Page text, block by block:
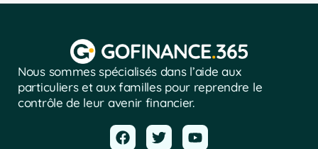
Nous sommes spécialisés dans l’aide aux
particuliers et aux familles pour reprendre le
contrôle de leur avenir financier.